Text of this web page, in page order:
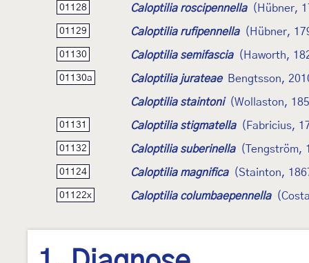
01128 Caloptilia roscipennella (Hübner,
01129 Caloptilia rufipennella (Hübner,
01130 Caloptilia semifascia (Haworth,
01130a Caloptilia jurateae Bengtsson,
Caloptilia staintoni (Wollaston,
01131 Caloptilia stigmatella (Fabricius,
01132 Caloptilia suberinella (Tengström,
01124 Caloptilia magnifica (Stainton,
01122x Caloptilia columbaepennella